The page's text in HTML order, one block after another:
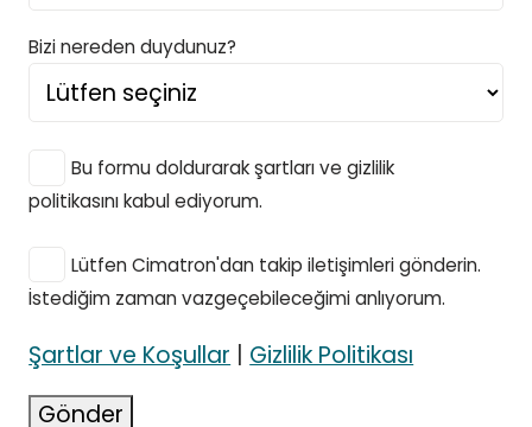
Bizi nereden duydunuz?
Bu formu doldurarak şartları ve gizlilik
politikasını kabul ediyorum.
Lütfen Cimatron'dan takip iletişimleri gönderin.
İstediğim zaman vazgeçebileceğimi anlıyorum.
Şartlar ve Koşullar | Gizlilik Politikası
Gönder